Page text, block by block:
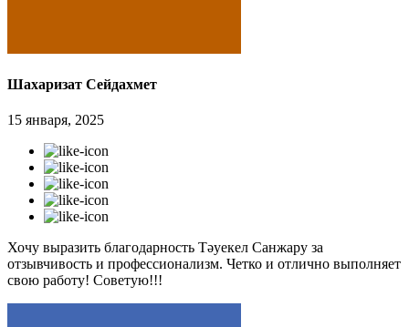
Шахаризат Сейдахмет
15 января, 2025
Хочу выразить благодарность Тәуекел Санжару за
отзывчивость и профессионализм. Четко и отлично выполняет
свою работу! Советую!!!